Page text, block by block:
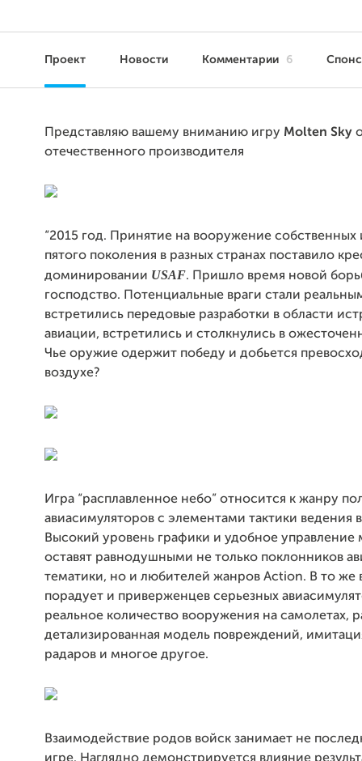
Проект Новости Комментарии 6
Представляю вашему вниманию игру Molten Sky
отечественного производителя
“2015 год. Принятие на вооружение собственных
пятого поколения в разных странах поставило
доминировании USAF. Пришло время новой
господство. Потенциальные враги стали
встретились передовые разработки в области
авиации, встретились и столкнулись в
Чье оружие одержит победу и добьется
воздухе?
Игра “расплавленное небо” относится к жанру
авиасимуляторов с элементами тактики ведения
Высокий уровень графики и удобное
оставят равнодушными не только поклонников
тематики, но и любителей жанров Action. В то же
порадует и приверженцев серьезных
реальное количество вооружения на самолетах,
детализированная модель повреждений,
радаров и многое другое.
Взаимодействие родов войск занимает не